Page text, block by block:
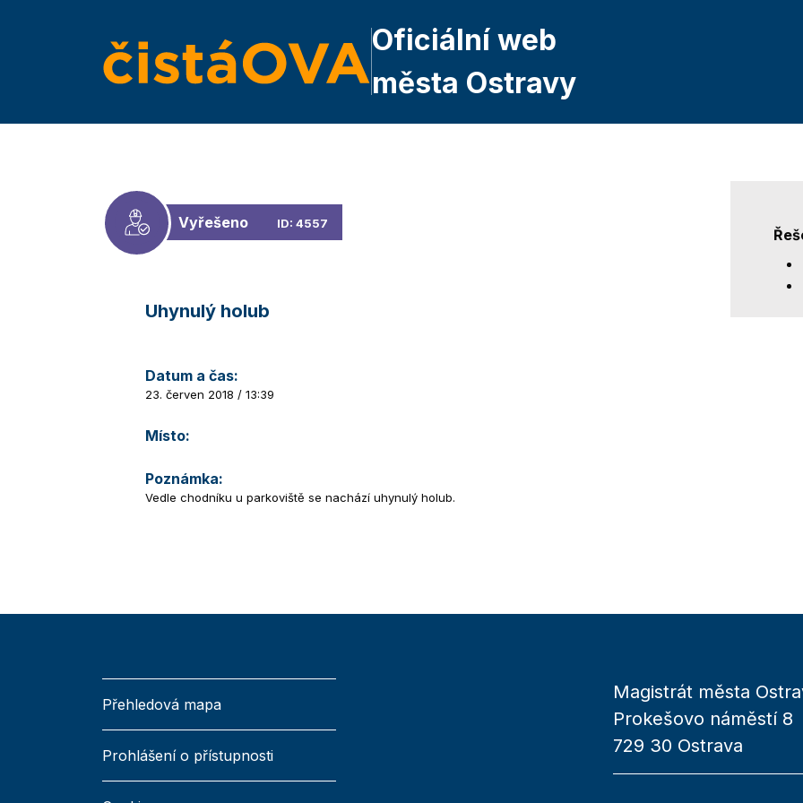
Oficiální web
města Ostravy
Vyřešeno ID: 4557
Uhynulý holub
Datum a čas:
23. červen 2018 / 13:39
Místo:
Poznámka:
Vedle chodníku u parkoviště se nachází uhynulý holub.
Přehledová mapa
Prohlášení o přístupnosti
Magistrát města
Prokešovo náměstí 8
729 30 Ostrava